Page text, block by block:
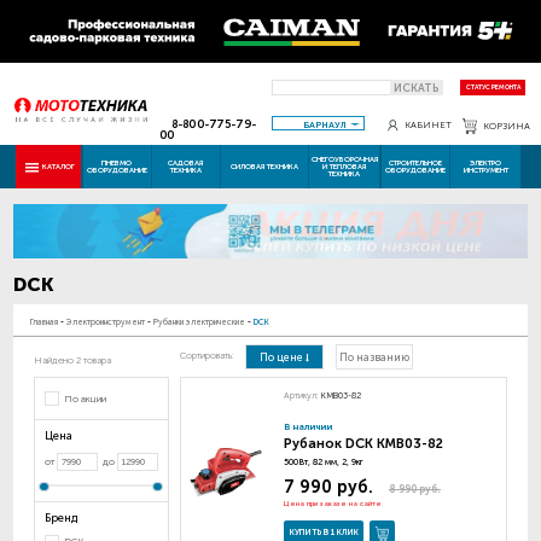
ИСКАТЬ СТАТУС РЕМОНТА
8-800-775-79-
00
БАРНАУЛ КАБИНЕТ КОРЗИНА
КАТАЛОГ ПНЕВМО
ОБОРУДОВАНИЕ
САДОВАЯ
ТЕХНИКА СИЛОВАЯ ТЕХНИКА
СНЕГОУБОРОЧНАЯ
И ТЕПЛОВАЯ
ТЕХНИКА
СТРОИТЕЛЬНОЕ
ОБОРУДОВАНИЕ
ЭЛЕКТРО
ИНСТРУМЕНТ
DCK
Главная - Электроинструмент - Рубанки электрические - DCK
Найдено 2 товара
По акции
Цена
от до
Бренд
Сортировать: По цене По названию
Артикул: KMB03-82
В наличии
Рубанок DCK KMB03-82
500Вт, 82 мм, 2, 9кг
8 990 руб.
7 990 руб.
Цена при заказе на сайте
КУПИТЬ В 1 КЛИК